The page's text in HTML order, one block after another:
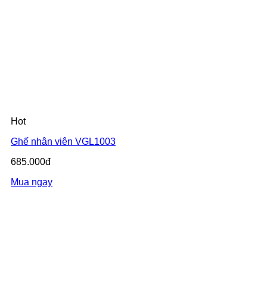
Hot
Ghế nhân viên VGL1003
685.000đ
Mua ngay